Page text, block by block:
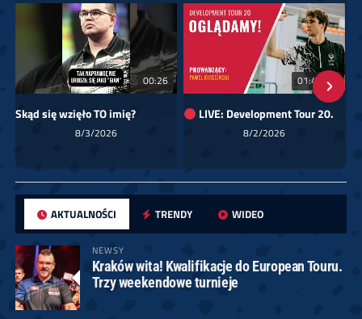
00:26
Skąd się wzięło TO imię?
8/3/2026
01:40:24
LIVE: Development Tour 20.
8/2/2026
AKTUALNOŚCI TRENDY WIDEO
NEWSY
Kraków wita! Kwalifikacje do European Touru.
Trzy weekendowe turnieje